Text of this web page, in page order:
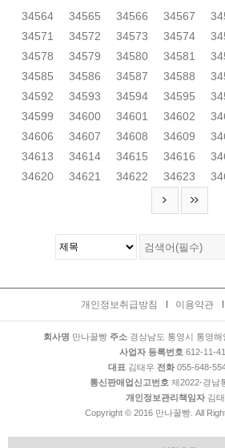
34564
34565 34566 34567
34571
34572 34573 34574
34578
34579 34580 34581
34585
34586 34587 34588
34592
34593 34594 34595
34599
34600 34601 34602
34606
34607 34608 34609
34613
34614 34615 34616
34620
34621 34622 34623
개인정보취급방침 이용약관
회사명 만나꿀빵 주소경상남도 통영시 통영해
사업자 등록번호 612-11-
대표 김태우 전화 055-648-
통신판매업신고번호 제2022-경남
개인정보관리책임자김태
Copyright © 2016 만나꿀빵. All